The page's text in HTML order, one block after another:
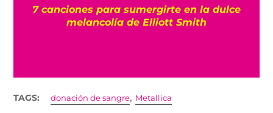
7 canciones para sumergirte en la dulce
melancolía de Elliott Smith
TAGS: donación de sangre, Metallica